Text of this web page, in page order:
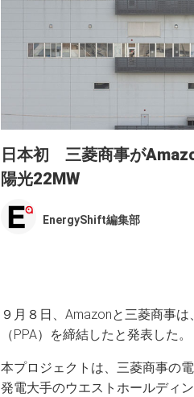
日本初 三菱商事が
陽光22MW
EnergyShift編集部
９月８日、Amazonと三菱商事
（PPA）を締結したと発表した。
本プロジェクトは、三菱商事の
発電大手のウエストホールディ